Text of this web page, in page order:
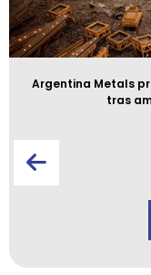
Argentina Metals
tras